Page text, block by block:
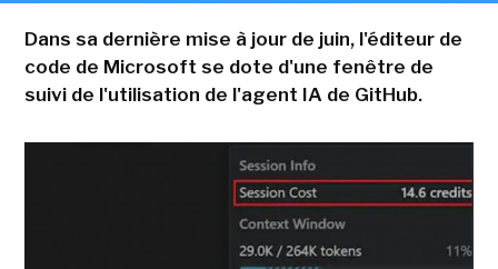
Dans sa dernière mise à jour de juin, l'éditeur de
code de Microsoft se dote d'une fenêtre de
suivi de l'utilisation de l'agent IA de GitHub.